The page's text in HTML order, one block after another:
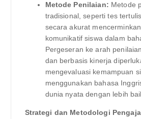
Metode Penilaian: Metode
tradisional, seperti tes
secara akurat
komunikatif siswa dalam
Pergeseran ke arah
dan berbasis kinerja
mengevaluasi kemampuan
menggunakan bahasa
dunia nyata dengan lebih
Strategi dan Metodologi